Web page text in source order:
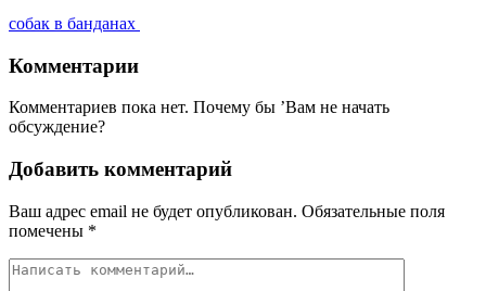
собак в банданах
Комментарии
Комментариев пока нет. Почему бы ’Вам не начать
обсуждение?
Добавить комментарий
Ваш адрес email не будет опубликован. Обязательные поля
помечены *